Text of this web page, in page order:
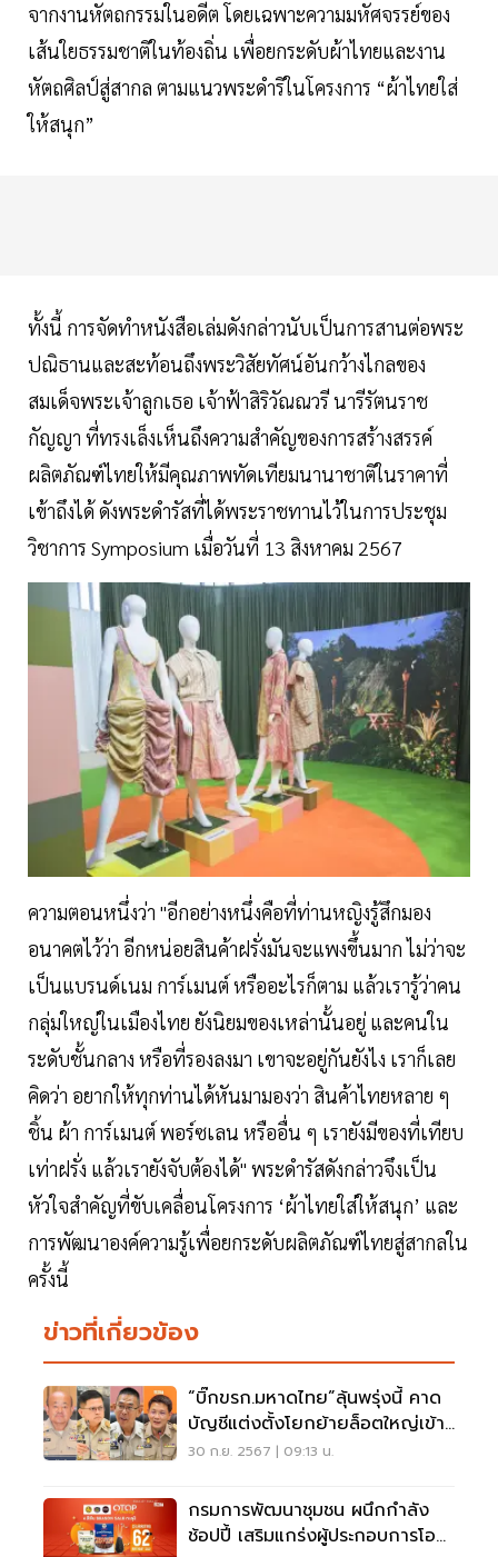
จากงานหัตถกรรมในอดีต โดยเฉพาะความมหัศจรรย์ของ
เส้นใยธรรมชาติในท้องถิ่น เพื่อยกระดับผ้าไทยและงาน
หัตถศิลป์สู่สากล ตามแนวพระดำริในโครงการ “ผ้าไทยใส่
ให้สนุก”
ทั้งนี้ การจัดทำหนังสือเล่มดังกล่าวนับเป็นการสานต่อพระ
ปณิธานและสะท้อนถึงพระวิสัยทัศน์อันกว้างไกลของ
สมเด็จพระเจ้าลูกเธอ เจ้าฟ้าสิริวัณณวรี นารีรัตนราช
กัญญา ที่ทรงเล็งเห็นถึงความสำคัญของการสร้างสรรค์
ผลิตภัณฑ์ไทยให้มีคุณภาพทัดเทียมนานาชาติในราคาที่
เข้าถึงได้ ดังพระดำรัสที่ได้พระราชทานไว้ในการประชุม
วิชาการ Symposium เมื่อวันที่ 13 สิงหาคม 2567
ความตอนหนึ่งว่า "อีกอย่างหนึ่งคือที่ท่านหญิงรู้สึกมอง
อนาคตไว้ว่า อีกหน่อยสินค้าฝรั่งมันจะแพงขึ้นมาก ไม่ว่าจะ
เป็นแบรนด์เนม การ์เมนต์ หรืออะไรก็ตาม แล้วเรารู้ว่าคน
กลุ่มใหญ่ในเมืองไทย ยังนิยมของเหล่านั้นอยู่ และคนใน
ระดับชั้นกลาง หรือที่รองลงมา เขาจะอยู่กันยังไง เราก็เลย
คิดว่า อยากให้ทุกท่านได้หันมามองว่า สินค้าไทยหลาย ๆ
ชิ้น ผ้า การ์เมนต์ พอร์ซเลน หรืออื่น ๆ เรายังมีของที่เทียบ
เท่าฝรั่ง แล้วเรายังจับต้องได้" พระดำรัสดังกล่าวจึงเป็น
หัวใจสำคัญที่ขับเคลื่อนโครงการ ‘ผ้าไทยใส่ให้สนุก’ และ
การพัฒนาองค์ความรู้เพื่อยกระดับผลิตภัณฑ์ไทยสู่สากลใน
ครั้งนี้
ข่าวที่เกี่ยวข้อง
“บิ๊กขรก.มหาดไทย”ลุ้นพรุ่งนี้ คาด
บัญชีแต่งตั้งโยกย้ายล็อตใหญ่เข้า
ครม.
30 ก.ย. 2567 | 09:13 น.
กรมการพัฒนาชุมชน ผนึกกำลัง
ช้อปปี้ เสริมแกร่งผู้ประกอบการโอ